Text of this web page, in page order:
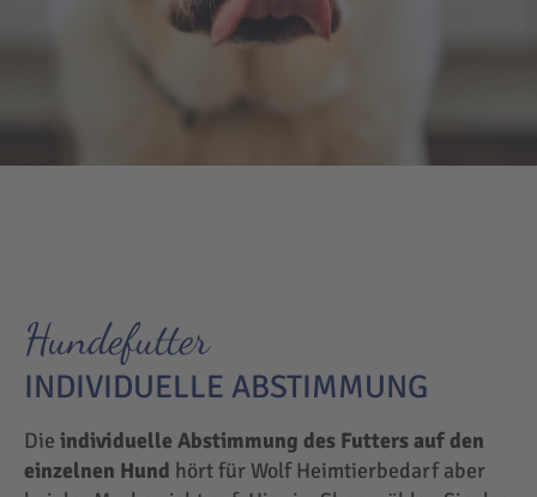
Hundefutter
INDIVIDUELLE ABSTIMMUNG
Die individuelle Abstimmung des Futters auf den
einzelnen Hund hört für Wolf Heimtierbedarf aber